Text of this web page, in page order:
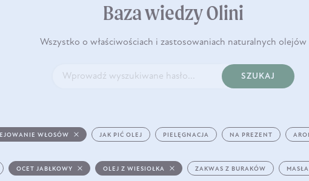
Baza wiedzy Olini
Wszystko o właściwościach i zastosowaniach naturalnych olejów
SZUKAJ
WŁOSÓW JAK PIĆ OLEJ PIELĘGNACJA NA PREZENT
OCET JABŁKOWY OLEJ Z WIESIOŁKA ZAKWAS Z BURAKÓW